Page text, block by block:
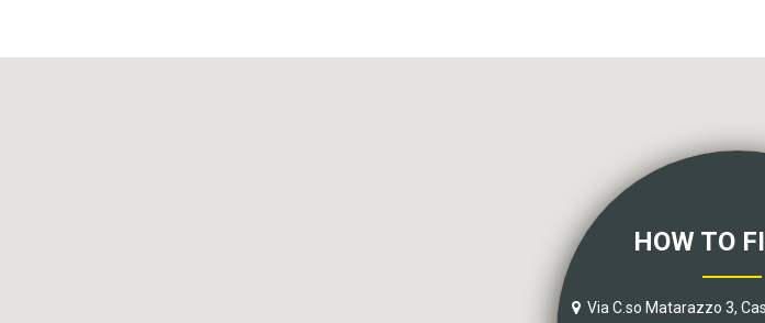
HOW TO
Via C.so Matarazzo 3,